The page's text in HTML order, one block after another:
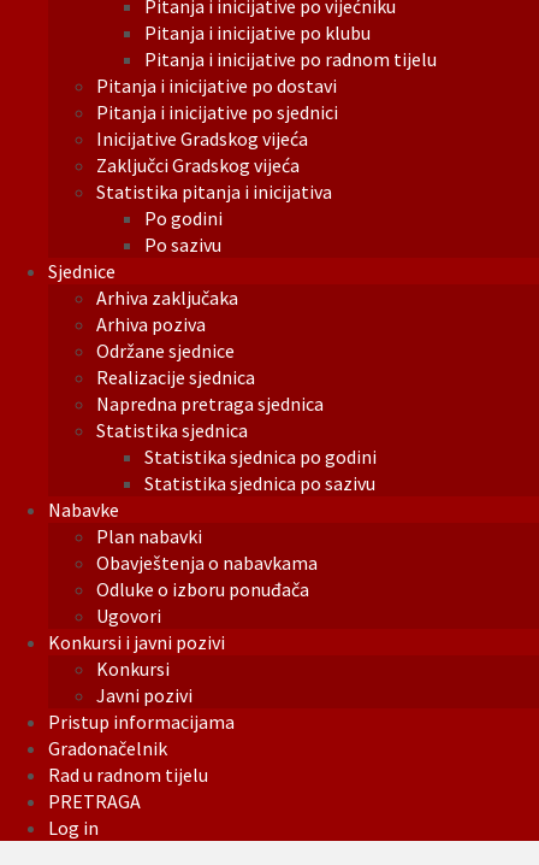
Pitanja i inicijative po vijećniku
Pitanja i inicijative po klubu
Pitanja i inicijative po radnom tijelu
Pitanja i inicijative po dostavi
Pitanja i inicijative po sjednici
Inicijative Gradskog vijeća
Zaključci Gradskog vijeća
Statistika pitanja i inicijativa
Po godini
Po sazivu
Sjednice
Arhiva zaključaka
Arhiva poziva
Održane sjednice
Realizacije sjednica
Napredna pretraga sjednica
Statistika sjednica
Statistika sjednica po godini
Statistika sjednica po sazivu
Nabavke
Plan nabavki
Obavještenja o nabavkama
Odluke o izboru ponuđača
Ugovori
Konkursi i javni pozivi
Konkursi
Javni pozivi
Pristup informacijama
Gradonačelnik
Rad u radnom tijelu
PRETRAGA
Log in